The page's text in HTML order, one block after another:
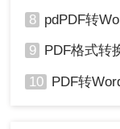
2、文件上传后可
换效果以及保存
8 pdPDF转
9 PDF格式转换
10 PDF转Word的